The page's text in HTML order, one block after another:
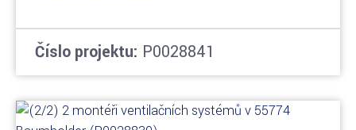
Číslo projektu: P0028841